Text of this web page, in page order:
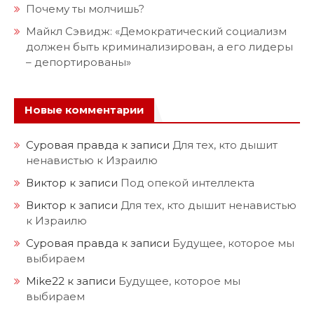
Почему ты молчишь?
Майкл Сэвидж: «Демократический социализм
должен быть криминализирован, а его лидеры
– депортированы»
Новые комментарии
Суровая правда к записи Для тех, кто дышит
ненавистью к Израилю
Виктор к записи Под опекой интеллекта
Виктор к записи Для тех, кто дышит ненавистью
к Израилю
Суровая правда к записи Будущее, которое мы
выбираем
Mike22 к записи Будущее, которое мы
выбираем